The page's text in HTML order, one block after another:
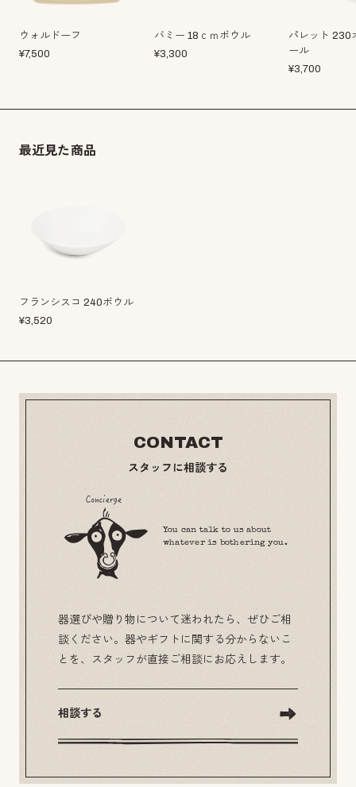
ウォルドーフ
¥7,500
バミー 18ｃｍボウル
¥3,300
パレット 230
ール
¥3,700
最近見た商品
フランシスコ 240ボウル
¥3,520
CONTACT
スタッフに相談する
You can talk to us about
whatever is bothering you.
器選びや贈り物について迷われたら、ぜひご相
談ください。器やギフトに関する分からないこ
とを、スタッフが直接ご相談にお応えします。
相談する